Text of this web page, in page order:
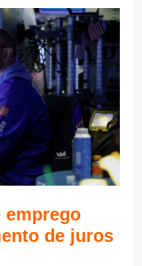
emprego
de juros